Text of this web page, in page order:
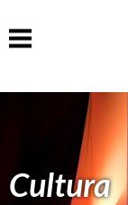
Cultura